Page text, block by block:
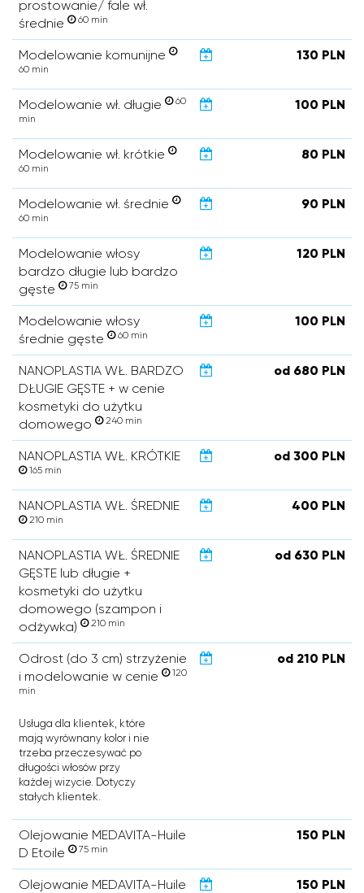
prostowanie/ fale wł.
średnie
60 min
Modelowanie komunijne
60 min
130 PLN
Modelowanie wł. długie
60
min
100 PLN
Modelowanie wł. krótkie
60 min
80 PLN
Modelowanie wł. średnie
60 min
90 PLN
Modelowanie włosy
bardzo długie lub bardzo
gęste
75 min
120 PLN
Modelowanie włosy
średnie gęste
60 min
100 PLN
NANOPLASTIA WŁ. BARDZO
DŁUGIE GĘSTE + w cenie
kosmetyki do użytku
domowego
240 min
od 680 PLN
NANOPLASTIA WŁ. KRÓTKIE
165 min
od 300 PLN
NANOPLASTIA WŁ. ŚREDNIE
210 min
400 PLN
NANOPLASTIA WŁ. ŚREDNIE
GĘSTE lub długie +
kosmetyki do użytku
domowego (szampon i
odżywka)
210 min
od 630 PLN
Odrost (do 3 cm) strzyżenie
i modelowanie w cenie
120
min
od 210 PLN
Usługa dla klientek, które
mają wyrównany kolor i nie
trzeba przeczesywać po
długości włosów przy
każdej wizycie. Dotyczy
stałych klientek.
Olejowanie MEDAVITA-Huile
D Etoile
75 min
150 PLN
Olejowanie MEDAVITA-Huile
150 PLN